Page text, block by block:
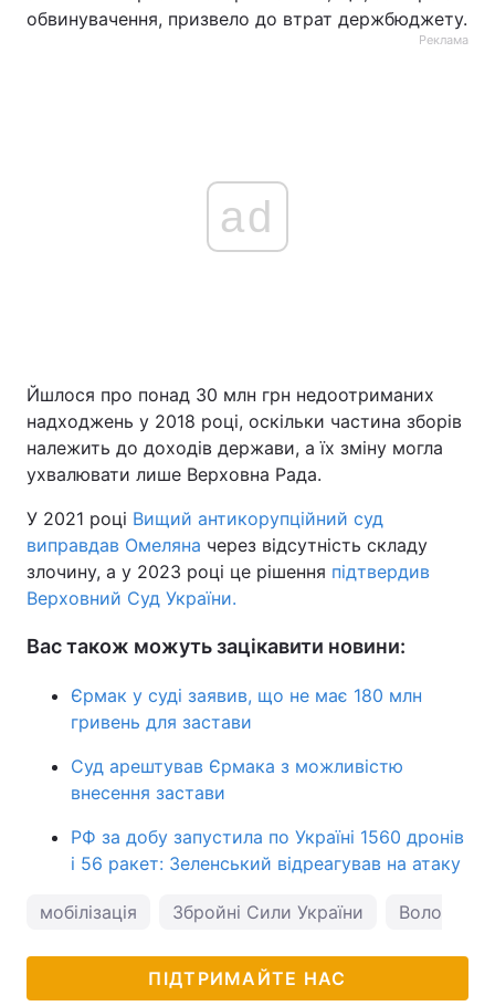
обвинувачення, призвело до втрат держбюджету.
Реклама
ad
Йшлося про понад 30 млн грн недоотриманих
надходжень у 2018 році, оскільки частина зборів
належить до доходів держави, а їх зміну могла
ухвалювати лише Верховна Рада.
У 2021 році Вищий антикорупційний суд
виправдав Омеляна через відсутність складу
злочину, а у 2023 році це рішення підтвердив
Верховний Суд України.
Вас також можуть зацікавити новини:
Єрмак у суді заявив, що не має 180 млн
гривень для застави
Суд арештував Єрмака з можливістю
внесення застави
РФ за добу запустила по Україні 1560 дронів
і 56 ракет: Зеленський відреагував на атаку
мобілізація Збройні Сили України
ПІДТРИМАЙТЕ НАС